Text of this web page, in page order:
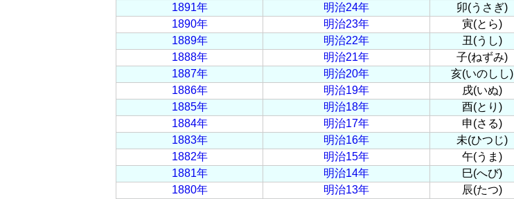
1891年
明治24年 卯(うさぎ)
1890年
明治23年 寅(とら)
1889年
明治22年 丑(うし)
1888年
明治21年 子(ねずみ)
1887年
明治20年 亥(いのしし)
1886年
明治19年 戌(いぬ)
1885年
明治18年 酉(とり)
1884年
明治17年 申(さる)
1883年
明治16年 未(ひつじ)
1882年
明治15年 午(うま)
1881年
明治14年 巳(へび)
1880年
明治13年 辰(たつ)